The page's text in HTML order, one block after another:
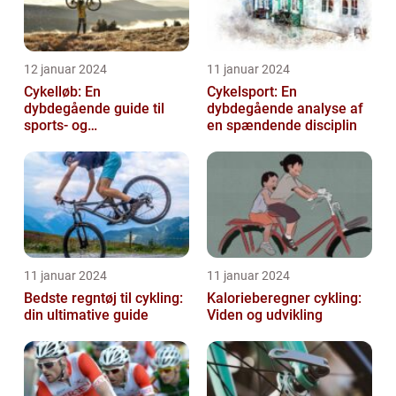
12 januar 2024
Cykelløb: En
dybdegående guide til
sports- og
11 januar 2024
Cykelsport: En
dybdegående analyse af
en spændende disciplin
11 januar 2024
Bedste regntøj til cykling:
din ultimative guide
11 januar 2024
Kalorieberegner cykling:
Viden og udvikling